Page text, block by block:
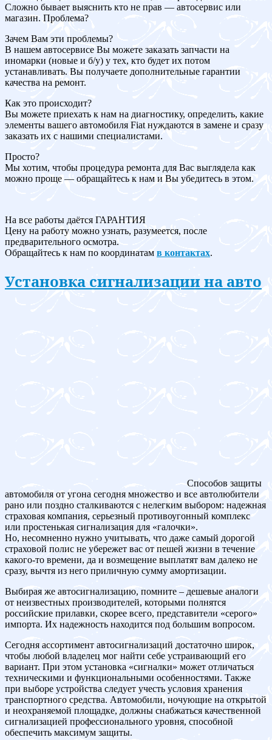
Сложно бывает выяснить кто не прав — автосервис или
магазин. Проблема?
Зачем Вам эти проблемы?
В нашем автосервисе Вы можете заказать запчасти на
иномарки (новые и б/у) у тех, кто будет их потом
устанавливать. Вы получаете дополнительные гарантии
качества на ремонт.
Как это происходит?
Вы можете приехать к нам на диагностику, определить, какие
элементы вашего автомобиля Fiat нуждаются в замене и сразу
заказать их с нашими специалистами.
Просто?
Мы хотим, чтобы процедура ремонта для Вас выглядела как
можно проще — обращайтесь к нам и Вы убедитесь в этом.
На все работы даётся ГАРАНТИЯ
Цену на работу можно узнать, разумеется, после
предварительного осмотра.
Обращайтесь к нам по координатам в контактах.
Установка сигнализации на авто
Способов защиты
автомобиля от угона сегодня множество и все автолюбители
рано или поздно сталкиваются с нелегким выбором: надежная
страховая компания, серьезный противоугонный комплекс
или простенькая сигнализация для «галочки».
Но, несомненно нужно учитывать, что даже самый дорогой
страховой полис не убережет вас от пешей жизни в течение
какого-то времени, да и возмещение выплатят вам далеко не
сразу, вычтя из него приличную сумму амортизации.
Выбирая же автосигнализацию, помните – дешевые аналоги
от неизвестных производителей, которыми полнятся
российские прилавки, скорее всего, представители «серого»
импорта. Их надежность находится под большим вопросом.
Сегодня ассортимент автосигнализаций достаточно широк,
чтобы любой владелец мог найти себе устраивающий его
вариант. При этом установка «сигналки» может отличаться
техническими и функциональными особенностями. Также
при выборе устройства следует учесть условия хранения
транспортного средства. Автомобили, ночующие на открытой
и неохраняемой площадке, должны снабжаться качественной
сигнализацией профессионального уровня, способной
обеспечить максимум защиты.